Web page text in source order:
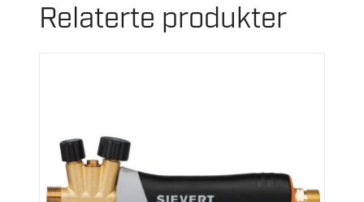
Relaterte produkter